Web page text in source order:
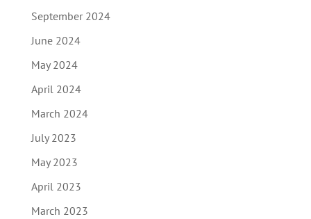
September 2024
June 2024
May 2024
April 2024
March 2024
July 2023
May 2023
April 2023
March 2023